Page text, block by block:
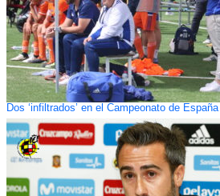
Dos ‘infiltrados’ en el Campeonato de